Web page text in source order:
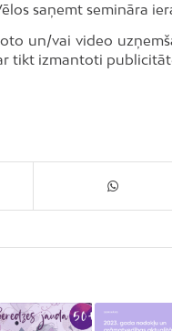
saņemt semināra
un/vai video
tikt izmantoti